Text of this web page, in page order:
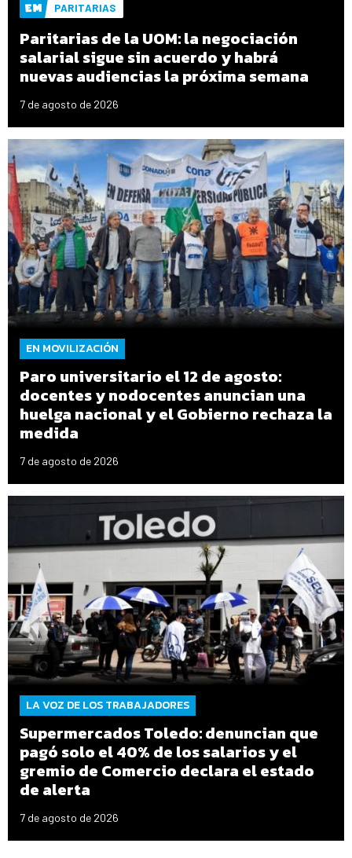
PARITARIAS
Paritarias de la UOM: la negociación
salarial sigue sin acuerdo y habrá
nuevas audiencias la próxima semana
7 de agosto de 2026
EN MOVILIZACIÓN
Paro universitario el 12 de agosto:
docentes y nodocentes anuncian una
huelga nacional y el Gobierno rechaza la
medida
7 de agosto de 2026
LA VOZ DE LOS TRABAJADORES
Supermercados Toledo: denuncian que
pagó solo el 40% de los salarios y el
gremio de Comercio declara el estado
de alerta
7 de agosto de 2026